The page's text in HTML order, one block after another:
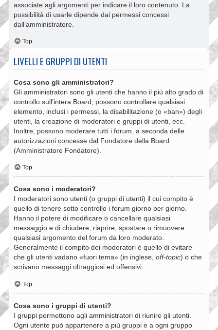
associate agli argomenti per indicare il loro contenuto. La
possibilità di usarle dipende dai permessi concessi
dall’amministratore.
Top
LIVELLI E GRUPPI DI UTENTI
Cosa sono gli amministratori?
Gli amministratori sono gli utenti che hanno il più alto grado di
controllo sull’intera Board; possono controllare qualsiasi
elemento, inclusi i permessi, la disabilitazione (o «ban») degli
utenti, la creazione di moderatori e gruppi di utenti, ecc.
Inoltre, possono moderare tutti i forum, a seconda delle
autorizzazioni concesse dal Fondatore della Board
(Amministratore Fondatore).
Top
Cosa sono i moderatori?
I moderatori sono utenti (o gruppi di utenti) il cui compito è
quello di tenere sotto controllo i forum giorno per giorno.
Hanno il potere di modificare o cancellare qualsiasi
messaggio e di chiudere, riaprire, spostare o rimuovere
qualsiasi argomento del forum da loro moderato.
Generalmente il compito dei moderatori è quello di evitare
che gli utenti vadano «fuori tema» (in inglese, off-topic) o che
scrivano messaggi oltraggiosi ed offensivi.
Top
Cosa sono i gruppi di utenti?
I gruppi permettono agli amministratori di riunire gli utenti.
Ogni utente può appartenere a più gruppi e a ogni gruppo